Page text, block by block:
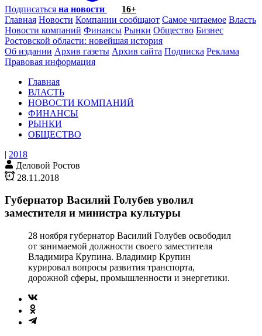
Подписаться на новости
16+
Главная Новости Компании сообщают Самое читаемое Власть
Новости компаний Финансы Рынки Общество Бизнес
Ростовской области: новейшая история
Об издании Архив газеты Архив сайта Подписка Реклама
Правовая информация
Главная
ВЛАСТЬ
НОВОСТИ КОМПАНИЙ
ФИНАНСЫ
РЫНКИ
ОБЩЕСТВО
| 2018
Деловой Ростов
28.11.2018
Губернатор Василий Голубев уволил
заместителя и министра культуры
28 ноября губернатор Василий Голубев освободил
от занимаемой должности своего заместителя
Владимира Крупина. Владимир Крупин
курировал вопросы развития транспорта,
дорожной сферы, промышленности и энергетики.